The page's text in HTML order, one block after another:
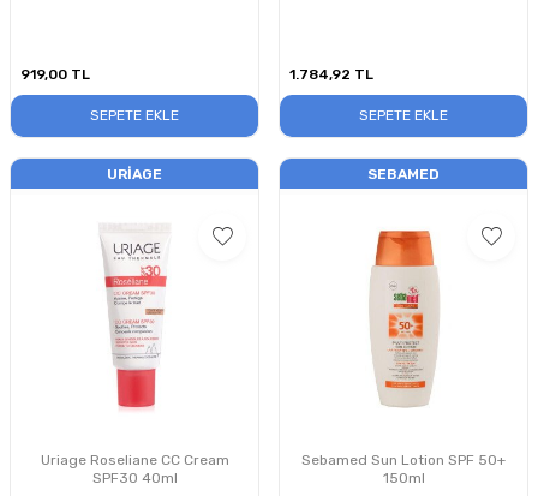
919,00 TL
SEPETE EKLE
1.784,92 TL
SEPETE EKLE
URIAGE
Uriage Roseliane CC Cream
SPF30 40ml
SEBAMED
Sebamed Sun Lotion SPF 50+
150ml